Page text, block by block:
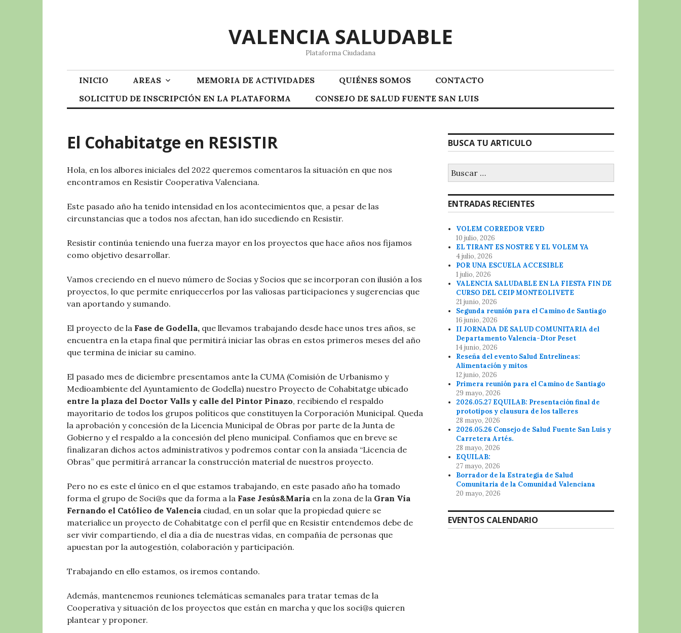
VALENCIA SALUDABLE
Plataforma Ciudadana
INICIO AREAS MEMORIA DE ACTIVIDADES QUIÉNES SOMOS
CONTACTO
SOLICITUD DE INSCRIPCIÓN EN LA PLATAFORMA
CONSEJO DE SALUD FUENTE SAN LUIS
El Cohabitatge en RESISTIR
Hola, en los albores iniciales del 2022 queremos comentaros la situación en que nos
encontramos en Resistir Cooperativa Valenciana.
Este pasado año ha tenido intensidad en los acontecimientos que, a pesar de las
circunstancias que a todos nos afectan, han ido sucediendo en Resistir.
Resistir continúa teniendo una fuerza mayor en los proyectos que hace años nos fijamos
como objetivo desarrollar.
Vamos creciendo en el nuevo número de Socias y Socios que se incorporan con ilusión a los
proyectos, lo que permite enriquecerlos por las valiosas participaciones y sugerencias que
van aportando y sumando.
El proyecto de la Fase de Godella, que llevamos trabajando desde hace unos tres años, se
encuentra en la etapa final que permitirá iniciar las obras en estos primeros meses del año
que termina de iniciar su camino.
El pasado mes de diciembre presentamos ante la CUMA (Comisión de Urbanismo y
Medioambiente del Ayuntamiento de Godella) nuestro Proyecto de Cohabitatge ubicado
entre la plaza del Doctor Valls y calle del Pintor Pinazo, recibiendo el respaldo
mayoritario de todos los grupos políticos que constituyen la Corporación Municipal. Queda
la aprobación y concesión de la Licencia Municipal de Obras por parte de la Junta de
Gobierno y el respaldo a la concesión del pleno municipal. Confiamos que en breve se
finalizaran dichos actos administrativos y podremos contar con la ansiada “Licencia de
Obras” que permitirá arrancar la construcción material de nuestros proyecto.
Pero no es este el único en el que estamos trabajando, en este pasado año ha tomado
forma el grupo de Soci@s que da forma a la Fase Jesús&Maria en la zona de la Gran Vía
Fernando el Católico de Valencia ciudad, en un solar que la propiedad quiere se
materialice un proyecto de Cohabitatge con el perfil que en Resistir entendemos debe de
ser vivir compartiendo, el día a día de nuestras vidas, en compañía de personas que
apuestan por la autogestión, colaboración y participación.
Trabajando en ello estamos, os iremos contando.
Además, mantenemos reuniones telemáticas semanales para tratar temas de la
Cooperativa y situación de los proyectos que están en marcha y que los soci@s quieren
plantear y proponer.
BUSCA TU ARTICULO
ENTRADAS RECIENTES
VOLEM CORREDOR VERD
10 julio, 2026
EL TIRANT ES NOSTRE Y EL VOLEM YA
4 julio, 2026
POR UNA ESCUELA ACCESIBLE
1 julio, 2026
VALENCIA SALUDABLE EN LA FIESTA FIN DE
CURSO DEL CEIP MONTEOLIVETE
21 junio, 2026
Segunda reunión para el Camino de Santiago
16 junio, 2026
II JORNADA DE SALUD COMUNITARIA del
Departamento Valencia-Dtor Peset
14 junio, 2026
Reseña del evento Salud Entrelíneas:
Alimentación y mitos
12 junio, 2026
Primera reunión para el Camino de Santiago
29 mayo, 2026
2026.05.27 EQUILAB: Presentación final de
prototipos y clausura de los talleres
28 mayo, 2026
2026.05.26 Consejo de Salud Fuente San Luis y
Carretera Artés.
28 mayo, 2026
EQUILAB:
27 mayo, 2026
Borrador de la Estrategia de Salud
Comunitaria de la Comunidad Valenciana
20 mayo, 2026
EVENTOS CALENDARIO